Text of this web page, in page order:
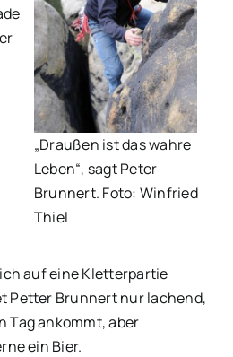
„Draußen ist das wahre
Leben“, sagt Peter
Brunnert. Foto: Winfried
Thiel
auf eine Kletterpartie
Petter Brunnert nur lachend,
Tag ankommt, aber
ein Bier.